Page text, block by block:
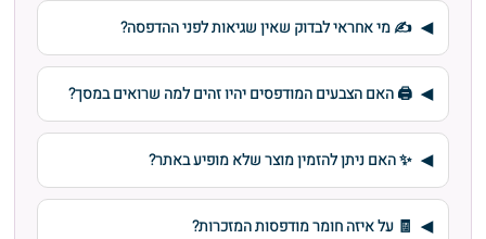
✍️ מי אחראי לבדוק שאין שגיאות לפני ההדפסה?
🖨️ האם הצבעים המודפסים יהיו זהים למה שרואים במסך?
✨ האם ניתן להזמין מוצר שלא מופיע באתר?
🧾 על איזה חומר מודפסות המזכרות?